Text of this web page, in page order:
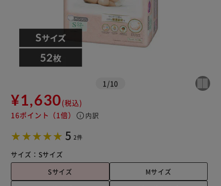
1 /10
¥1,630(税込)
16ポイント （1倍） info 内訳
5 2件
サイズ： Sサイズ
Sサイズ
Mサイズ